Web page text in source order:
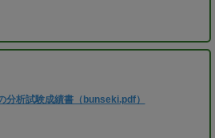
分析試験成績書（bunseki.pdf）